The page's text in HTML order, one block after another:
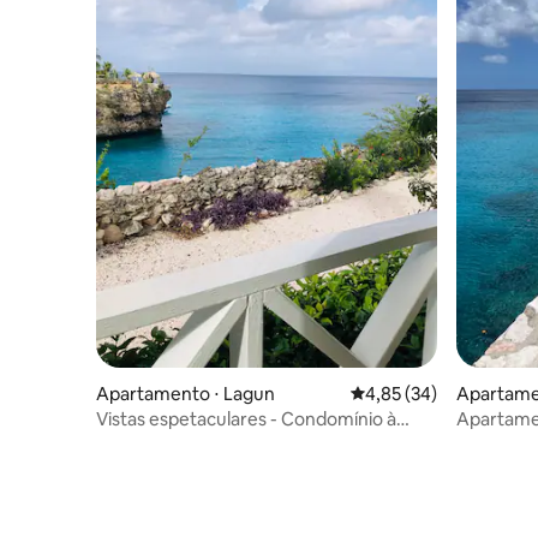
Apartamento ⋅ Lagun 4,85 de uma
4,85 (34)
Vistas espetaculares - Condomínio à